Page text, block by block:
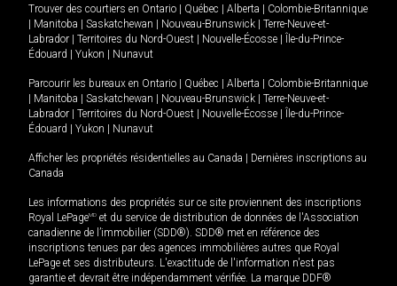
Trouver des courtiers en Ontario Québec Alberta
Colombie-Britannique
Manitoba Saskatchewan Nouveau-Brunswick
Terre-Neuve-et-
Labrador
Territoires du Nord-Ouest Nouvelle-Écosse
Île-du-Prince-
Édouard
Yukon Nunavut
Parcourir les bureaux en Ontario Québec Alberta
Colombie-Britannique
Manitoba Saskatchewan Nouveau-Brunswick
Terre-Neuve-et-
Labrador
Territoires du Nord-Ouest Nouvelle-Écosse
Île-du-Prince-
Édouard
Yukon Nunavut
Afficher les propriétés résidentielles au Canada
Dernières inscriptions au
Canada
Les informations des propriétés sur ce site proviennent des inscriptions
Royal LePageMD et du service de distribution de données de l'Association
canadienne de l’immobilier (SDD®). SDD® met en référence des
inscriptions tenues par des agences immobilières autres que Royal
LePage et ses distributeurs. L'exactitude de l'information n'est pas
garantie et devrait être indépendamment vérifiée. La marque DDF®